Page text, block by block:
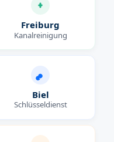
Freiburg
Kanalreinigung
Biel
Schlüsseldienst